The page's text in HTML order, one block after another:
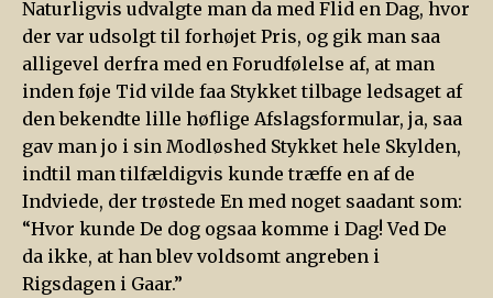
Naturligvis udvalgte man da med Flid en Dag, hvor
der var udsolgt til forhøjet Pris, og gik man saa
alligevel derfra med en Forudfølelse af, at man
inden føje Tid vilde faa Stykket tilbage ledsaget af
den bekendte lille høflige Afslagsformular, ja, saa
gav man jo i sin Modløshed Stykket hele Skylden,
indtil man tilfældigvis kunde træffe en af de
Indviede, der trøstede En med noget saadant som:
“Hvor kunde De dog ogsaa komme i Dag! Ved De
da ikke, at han blev voldsomt angreben i
Rigsdagen i Gaar.”